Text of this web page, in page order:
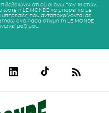
ότι είμαι άνω των 18 ετών.
ώστε η LE MONDE να μπορεί να με
που ανταποκρίνονται σε
ανά πάσα στιγμή τη LE MONDE
μαζί μου.